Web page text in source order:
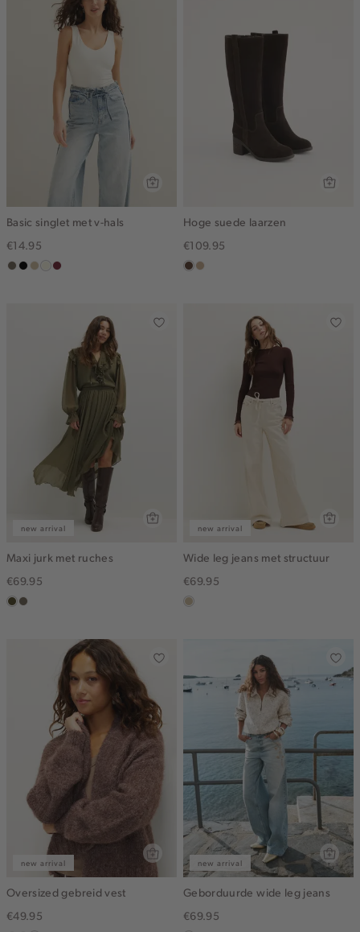
Basic singlet met v-hals
€14.95
middenbruin
zwartlichtzand
wit,bordeaux
Hoge suede laarzen
€109.95
donkerbruin
zand
new arrival
Maxi jurk met ruches
€69.95
groen,
middenbruin
new arrival
Wide leg jeans met structuur
€69.95
lichtzand
new arrival
Oversized gebreid vest
€49.95
new arrival
Geborduurde wide leg jeans
€69.95